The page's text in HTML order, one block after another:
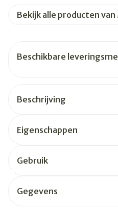
Bekijk alle producten van
Beschikbare
Beschrijving
Eigenschappen
Gebruik
Gegevens